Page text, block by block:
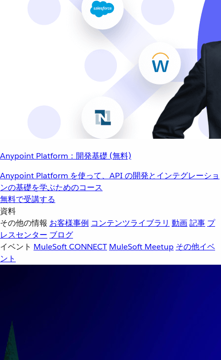
Anypoint Platform：開発基礎 (無料)
Anypoint Platform を使って、API の開発とインテグレーショ
ンの基礎を学ぶためのコース
無料で受講する
資料
その他の情報 お客様事例 コンテンツライブラリ 動画記事 プ
レスセンター ブログ
イベント MuleSoft CONNECT MuleSoft Meetup その他イベ
ント